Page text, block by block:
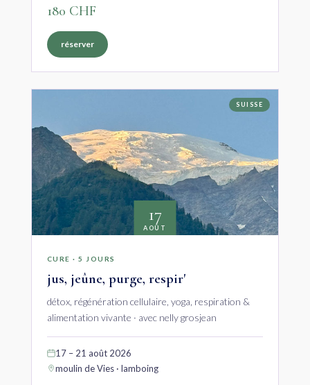
180 CHF
réserver
SUISSE
17
AOÛT
CURE · 5 JOURS
jus, jeûne, purge, respir'
détox, régénération cellulaire, yoga, respiration &
alimentation vivante · avec nelly grosjean
17 – 21 août 2026
moulin de Vies · lamboing